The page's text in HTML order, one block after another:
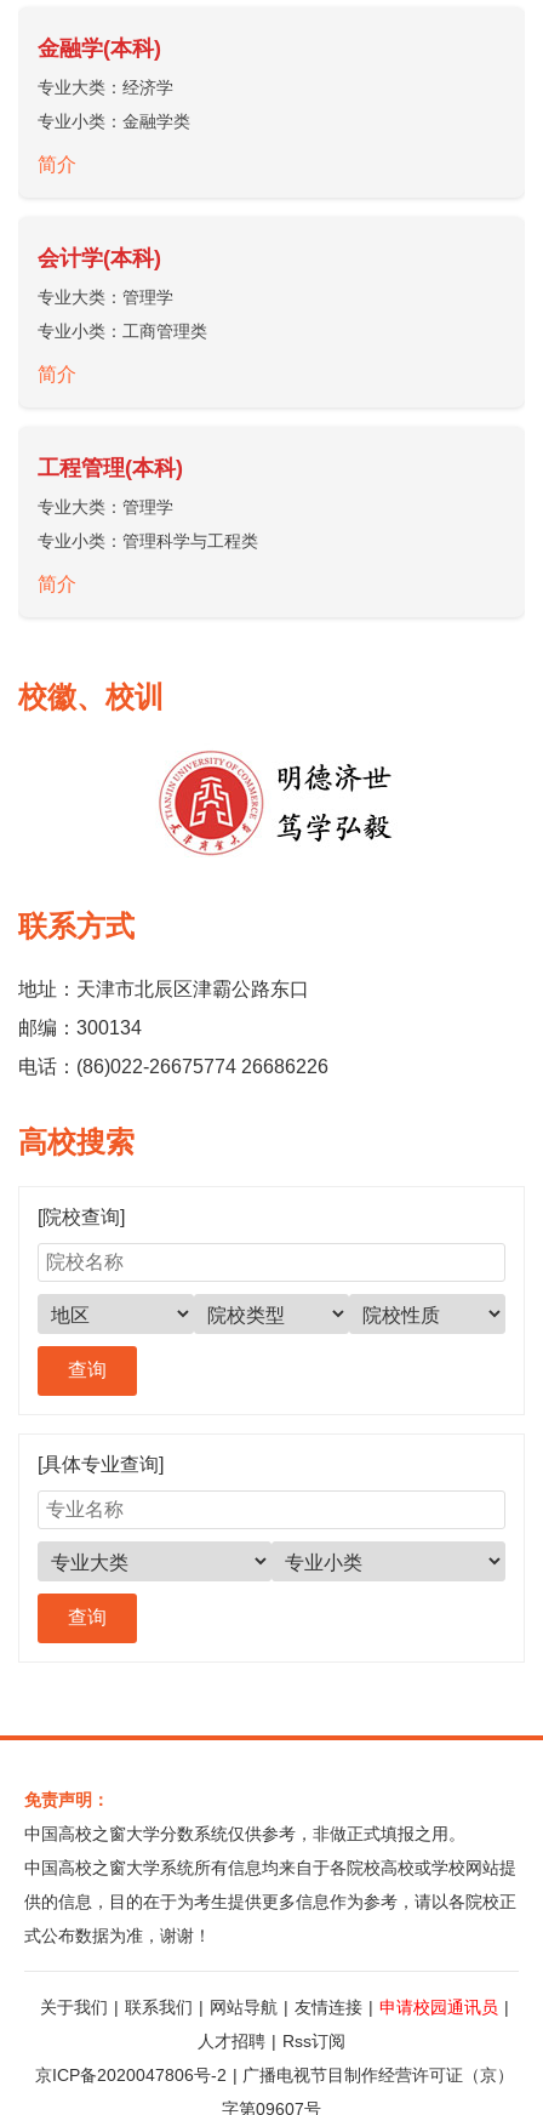
金融学(本科)
专业大类： 经济学
专业小类： 金融学类
简介
会计学(本科)
专业大类： 管理学
专业小类： 工商管理类
简介
工程管理(本科)
专业大类： 管理学
专业小类： 管理科学与工程类
简介
校徽、校训
联系方式
地址：天津市北辰区津霸公路东口
邮编：300134
电话：(86)022-26675774 26686226
高校搜索
[院校查询]
[具体专业查询]
免责声明：
中国高校之窗大学分数系统仅供参考，非做正式填报之用。
中国高校之窗大学系统所有信息均来自于各院校高校或学校网站提
供的信息，目的在于为考生提供更多信息作为参考，请以各院校正
式公布数据为准，谢谢！
关于我们 | 联系我们 | 网站导航 | 友情连接 | 申请校园通讯员 |
人才招聘 | Rss订阅
京ICP备2020047806号-2 | 广播电视节目制作经营许可证（京）
字第09607号